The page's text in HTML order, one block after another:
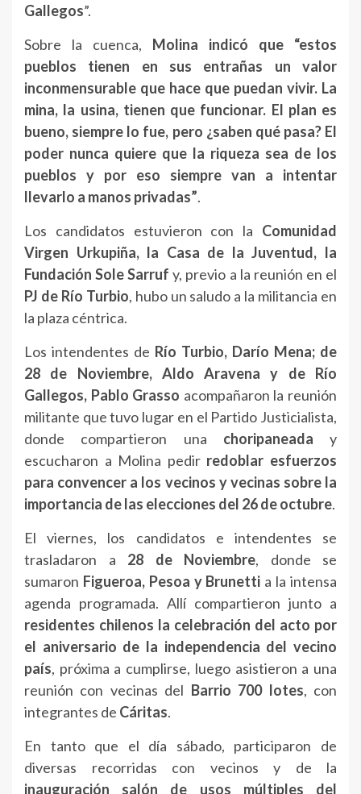
Gallegos”.
Sobre la cuenca, Molina indicó que “estos
pueblos tienen en sus entrañas un valor
inconmensurable que hace que puedan vivir. La
mina, la usina, tienen que funcionar. El plan es
bueno, siempre lo fue, pero ¿saben qué pasa? El
poder nunca quiere que la riqueza sea de los
pueblos y por eso siempre van a intentar
llevarlo a manos privadas”.
Los candidatos estuvieron con la Comunidad
Virgen Urkupiña, la Casa de la Juventud, la
Fundación Sole Sarruf y, previo a la reunión en el
PJ de Río Turbio, hubo un saludo a la militancia en
la plaza céntrica.
Los intendentes de Río Turbio, Darío Mena; de
28 de Noviembre, Aldo Aravena y de Río
Gallegos, Pablo Grasso acompañaron la reunión
militante que tuvo lugar en el Partido Justicialista,
donde compartieron una choripaneada y
escucharon a Molina pedir redoblar esfuerzos
para convencer a los vecinos y vecinas sobre la
importancia de las elecciones del 26 de octubre.
El viernes, los candidatos e intendentes se
trasladaron a 28 de Noviembre, donde se
sumaron Figueroa, Pesoa y Brunetti a la intensa
agenda programada. Allí compartieron junto a
residentes chilenos la celebración del acto por
el aniversario de la independencia del vecino
país, próxima a cumplirse, luego asistieron a una
reunión con vecinas del Barrio 700 lotes, con
integrantes de Cáritas.
En tanto que el día sábado, participaron de
diversas recorridas con vecinos y de la
inauguración salón de usos múltiples del